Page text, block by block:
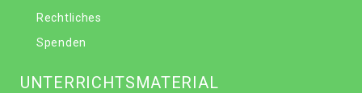
Rechtliches
Spenden
UNTERRICHTSMATERIAL